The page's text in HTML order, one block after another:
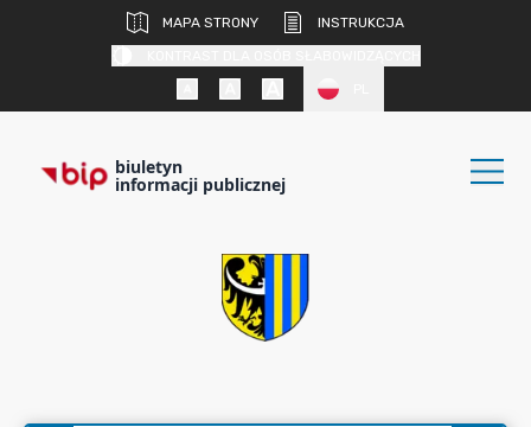
MAPA STRONY
INSTRUKCJA
biuletyn
informacji publicznej